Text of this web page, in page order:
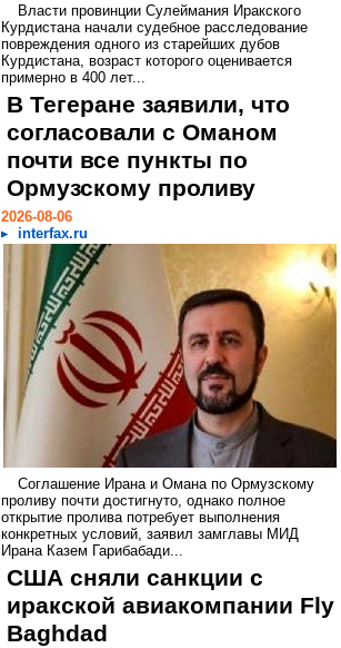
Власти провинции Сулеймания Иракского
Курдистана начали судебное расследование
повреждения одного из старейших дубов
Курдистана, возраст которого оценивается
примерно в 400 лет...
В Тегеране заявили, что
согласовали с Оманом
почти все пункты по
Ормузскому проливу
2026-08-06
interfax.ru
Соглашение Ирана и Омана по Ормузскому
проливу почти достигнуто, однако полное
открытие пролива потребует выполнения
конкретных условий, заявил замглавы МИД
Ирана Казем Гарибабади...
США сняли санкции с
иракской авиакомпании Fly
Baghdad